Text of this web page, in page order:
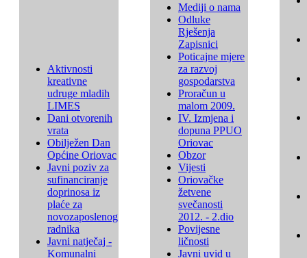
Aktivnosti
kreativne
udruge mladih
LIMES
Dani otvorenih
vrata
Obilježen Dan
Općine Oriovac
Javni poziv za
sufinanciranje
doprinosa iz
plaće za
novozaposlenog
radnika
Javni natječaj -
Komunalni
Mediji o nama
Odluke
Rješenja
Zapisnici
Poticajne mjere
za razvoj
gospodarstva
Proračun u
malom 2009.
IV. Izmjena i
dopuna PPUO
Oriovac
Obzor
Vijesti
Oriovačke
žetvene
svečanosti
2012. - 2.dio
Povijesne
ličnosti
Javni uvid u